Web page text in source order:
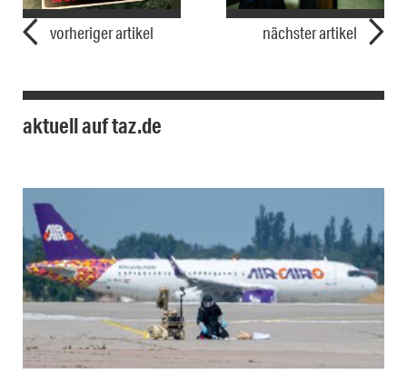
vorheriger artikel nächster artikel
aktuell auf taz.de